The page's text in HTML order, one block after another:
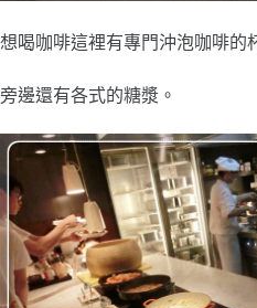
想喝咖啡這裡有專門沖泡咖啡的
旁邊還有各式的糖漿。